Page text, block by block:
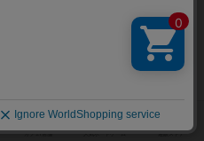
国分寺店
3 国分寺マンション B08